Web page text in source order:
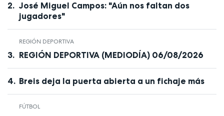
José Miguel Campos: "Aún nos faltan dos
jugadores"
REGIÓN DEPORTIVA
REGIÓN DEPORTIVA (MEDIODÍA) 06/08/2026
Breis deja la puerta abierta a un fichaje más
FÚTBOL